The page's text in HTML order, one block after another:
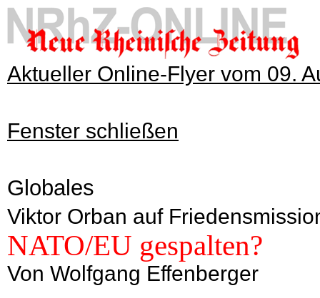
Aktueller Online-Flyer vom 09.
Fenster schließen
Globales
Viktor Orban auf
NATO/EU gespalten?
Von Wolfgang Effenberger